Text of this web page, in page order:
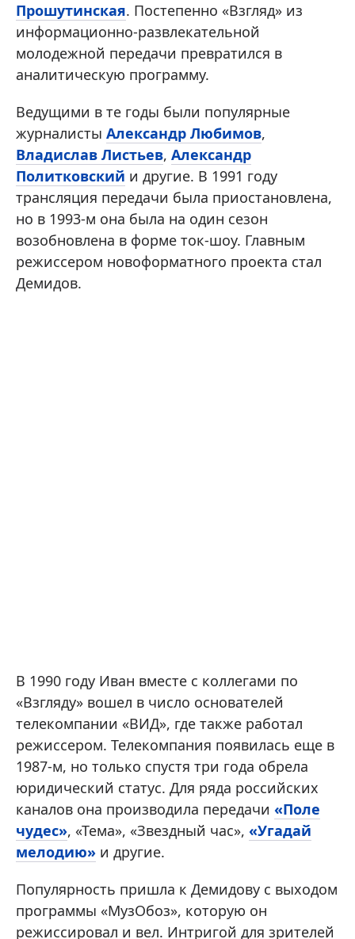
Прошутинская. Постепенно «Взгляд» из
информационно-развлекательной
молодежной передачи превратился в
аналитическую программу.
Ведущими в те годы были популярные
журналисты Александр Любимов,
Владислав Листьев, Александр
Политковский и другие. В 1991 году
трансляция передачи была приостановлена,
но в 1993-м она была на один сезон
возобновлена в форме ток-шоу. Главным
режиссером новоформатного проекта стал
Демидов.
В 1990 году Иван вместе с коллегами по
«Взгляду» вошел в число основателей
телекомпании «ВИД», где также работал
режиссером. Телекомпания появилась еще в
1987-м, но только спустя три года обрела
юридический статус. Для ряда российских
каналов она производила передачи «Поле
чудес», «Тема», «Звездный час», «Угадай
мелодию» и другие.
Популярность пришла к Демидову с выходом
программы «МузОбоз», которую он
режиссировал и вел. Интригой для зрителей